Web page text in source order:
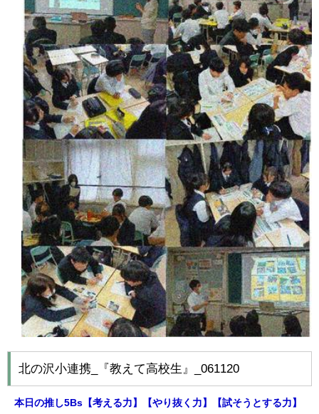
北の沢小連携_『教えて高校生』_061120
本日の推し5Bs【考える力】【やり抜く力】【試そうとする力】